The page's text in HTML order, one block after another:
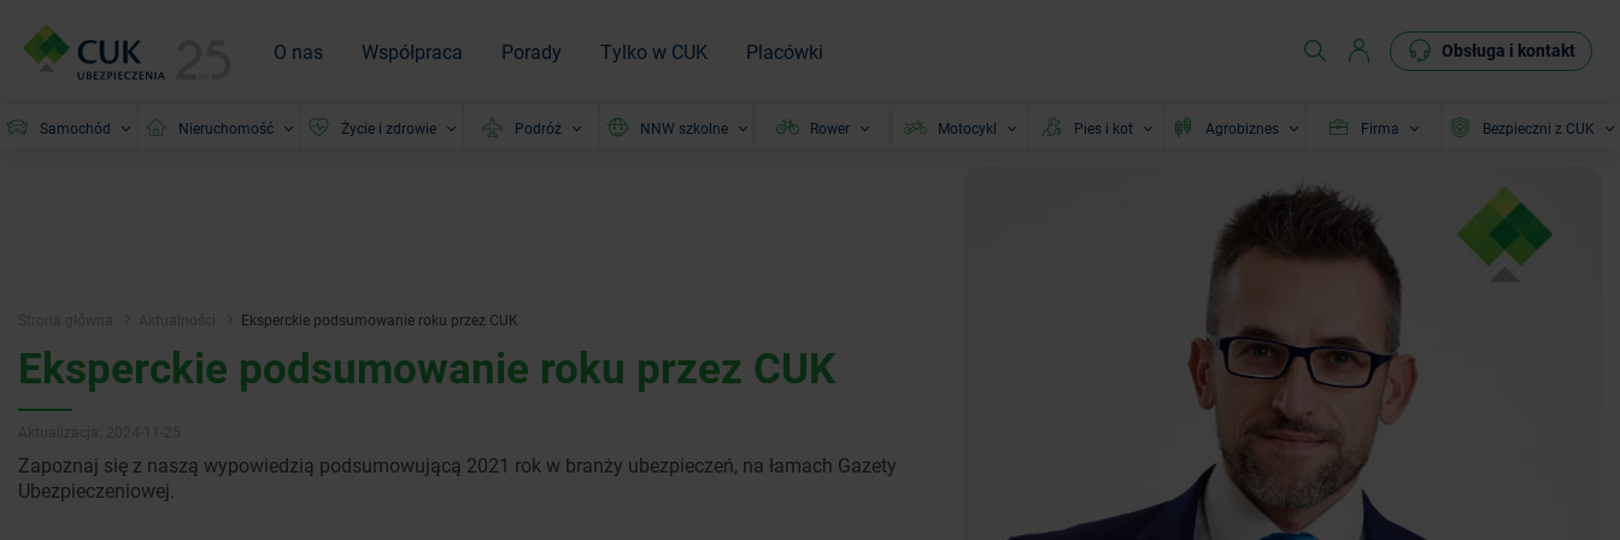
O nas Współpraca Porady Tylko w CUK Placówki Obsługa i kontakt
Samochód Nieruchomość Życie i zdrowie Podróż NNW szkolne Rower Motocykl Pies i kot Agrobiznes Firma Bezpieczni z CUK
Eksperckie podsumowanie roku przez CUK
Eksperckie podsumowanie roku przez CUK
Zapoznaj się z naszą wypowiedzią podsumowującą 2021 rok w branży ubezpieczeń, na łamach Gazety
Ubezpieczeniowej.